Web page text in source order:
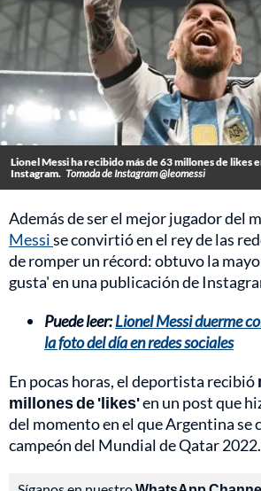
Lionel Messi ha recibido más de 63 millones de likes
Instagram. Tomada de Instagram @leomessi
Además de ser el mejor jugador del
Messise convirtió en el rey de las
de romper un récord: obtuvo la
gusta' en una publicación de
Puede leer:Lionel Messi duerme
la foto del día en redes sociales
En pocas horas, el deportista recibió
millones de 'likes'en un post que
del momento en el que Argentina se
campeón del Mundial de Qatar 2022.